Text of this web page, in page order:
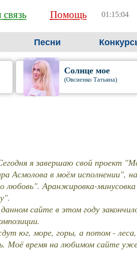
Помощь 01:15:05
Песни
Солнце мое
(Овсиенко Татьяна)
я завершаю свой проект
Асмолова в моём
любовь". Аранжировка-
сайте в этом году
юг, море, горы, а потом -
Моё время на любимом сайте